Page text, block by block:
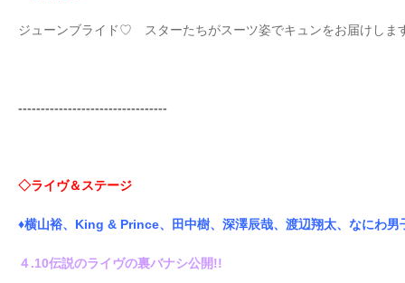
ジューンブライド♡ スターたちがスーツ姿でキュンをお届けしま
---------------------------------
◇ライヴ＆ステージ
♦横山裕、King & Prince、田中樹、深澤辰哉、渡辺翔太、なにわ
４.10伝説のライヴの裏バナシ公開!!